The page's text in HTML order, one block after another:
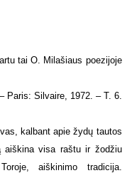
tai O. Milašiaus poezijoje
Paris: Silvaire, 1972. – T. 6.
kalbant apie žydų tautos
aiškina visa raštu ir žodžiu
aiškinimo tradicija.